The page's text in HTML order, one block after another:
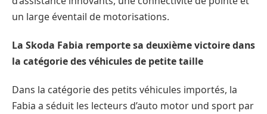
un large éventail de motorisations.
La Skoda Fabia remporte sa deuxième victoire dans
la catégorie des véhicules de petite taille
Dans la catégorie des petits véhicules importés, la
Fabia a séduit les lecteurs d’auto motor und sport par